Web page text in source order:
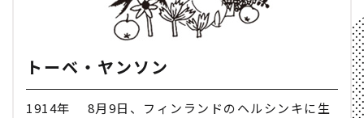
トーベ・ヤンソン
1914年 8月9日、フィンランドのヘルシンキに生